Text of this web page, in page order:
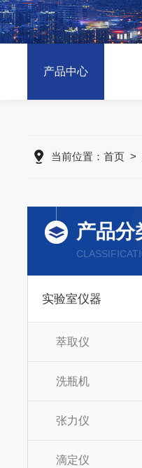
产品中心
当前位置： 首页 >
产品分
实验室仪器
萃取仪
洗瓶机
张力仪
滴定仪